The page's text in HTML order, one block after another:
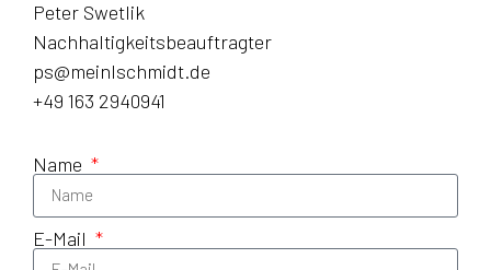
Peter Swetlik
Nachhaltigkeitsbeauftragter
ps@meinlschmidt.de
+49 163 2940941
Name
E-Mail